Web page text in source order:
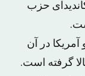
حزب
آمریکا در آن
گرفته است.